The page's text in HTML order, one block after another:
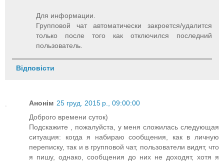
Для информации.
Групповой чат автоматически закроется/удалится
только после того как отключился последний
пользователь.
Відповісти
Анонім 25 груд. 2015 р., 09:00:00
Доброго времени суток)
Подскажите , пожалуйста, у меня сложилась следующая
ситуация: когда я набираю сообщения, как в личную
переписку, так и в групповой чат, пользователи видят, что
я пишу, однако, сообщения до них не доходят, хотя я